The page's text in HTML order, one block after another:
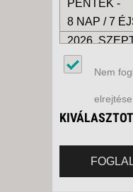
PÉNTEK -
8 NAP / 7
2026.
PÉNTEK -
8 NAP / 7
2026.
PÉNTEK -
2026.
Nem
elrejtése